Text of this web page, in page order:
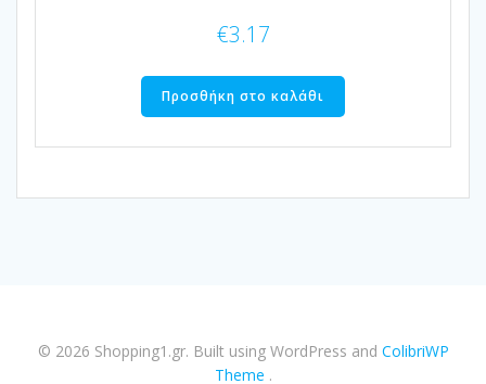
€3.17
Προσθήκη στο καλάθι
© 2026 Shopping1.gr. Built using WordPress and ColibriWP
Theme .